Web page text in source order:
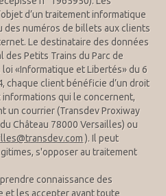
d’un traitement informatique
des numéros de billets aux clients
Le destinataire des données
des Petits Trains du Parc de
«Informatique et Libertés» du 6
chaque client bénéficie d’un droit
informations qui le concernent,
un courrier (Transdev Proxiway
Château 78000 Versailles) ou
). Il peut
s'opposer au traitement
connaissance des
et les accepter avant toute